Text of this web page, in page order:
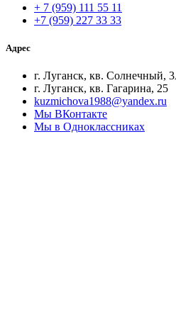
+ 7 (959) 111 55 11
+7 (959) 227 33 33
Адрес
г. Луганск, кв. Солнечный,
г. Луганск, кв. Гагарина, 25
kuzmichova1988@yandex.ru
Мы ВКонтакте
Мы в Одноклассниках